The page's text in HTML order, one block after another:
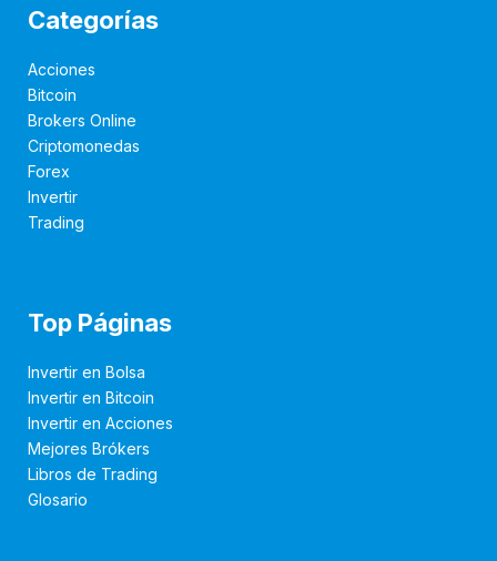
Categorías
Acciones
Bitcoin
Brokers Online
Criptomonedas
Forex
Invertir
Trading
Top Páginas
Invertir en Bolsa
Invertir en Bitcoin
Invertir en Acciones
Mejores Brókers
Libros de Trading
Glosario